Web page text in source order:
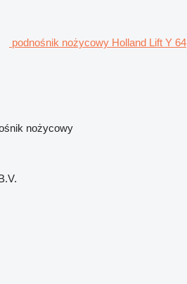
podnośnik nożycowy Holland Lift Y 64
nożycowy